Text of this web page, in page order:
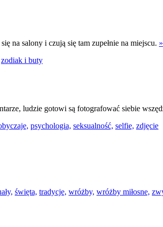
na salony i czują się tam zupełnie na miejscu. »
zodiak i buty
ludzie gotowi są fotografować siebie
psychologia, seksualność, selfie, zdjęcie
święta, tradycje, wróżby, wróżby miłosne,